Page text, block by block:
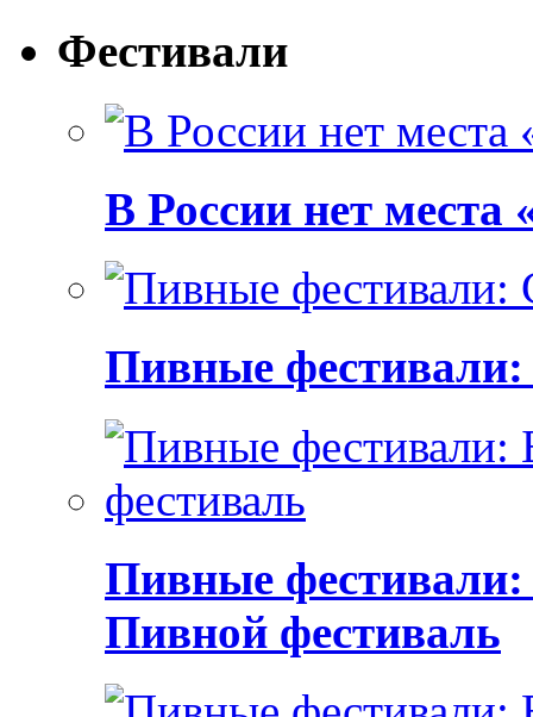
Фестивали
В России нет места
Пивные фестивали:
Пивные
Пивной фестиваль